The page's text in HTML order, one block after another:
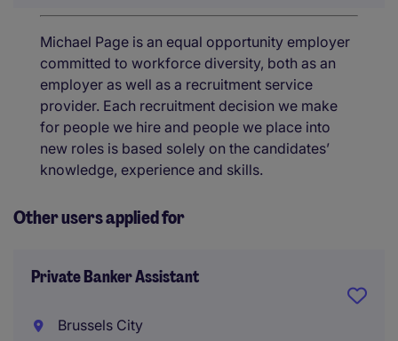
Michael Page is an equal opportunity employer
committed to workforce diversity, both as an
employer as well as a recruitment service
provider. Each recruitment decision we make
for people we hire and people we place into
new roles is based solely on the candidates’
knowledge, experience and skills.
Other users applied for
Private Banker Assistant
Brussels City